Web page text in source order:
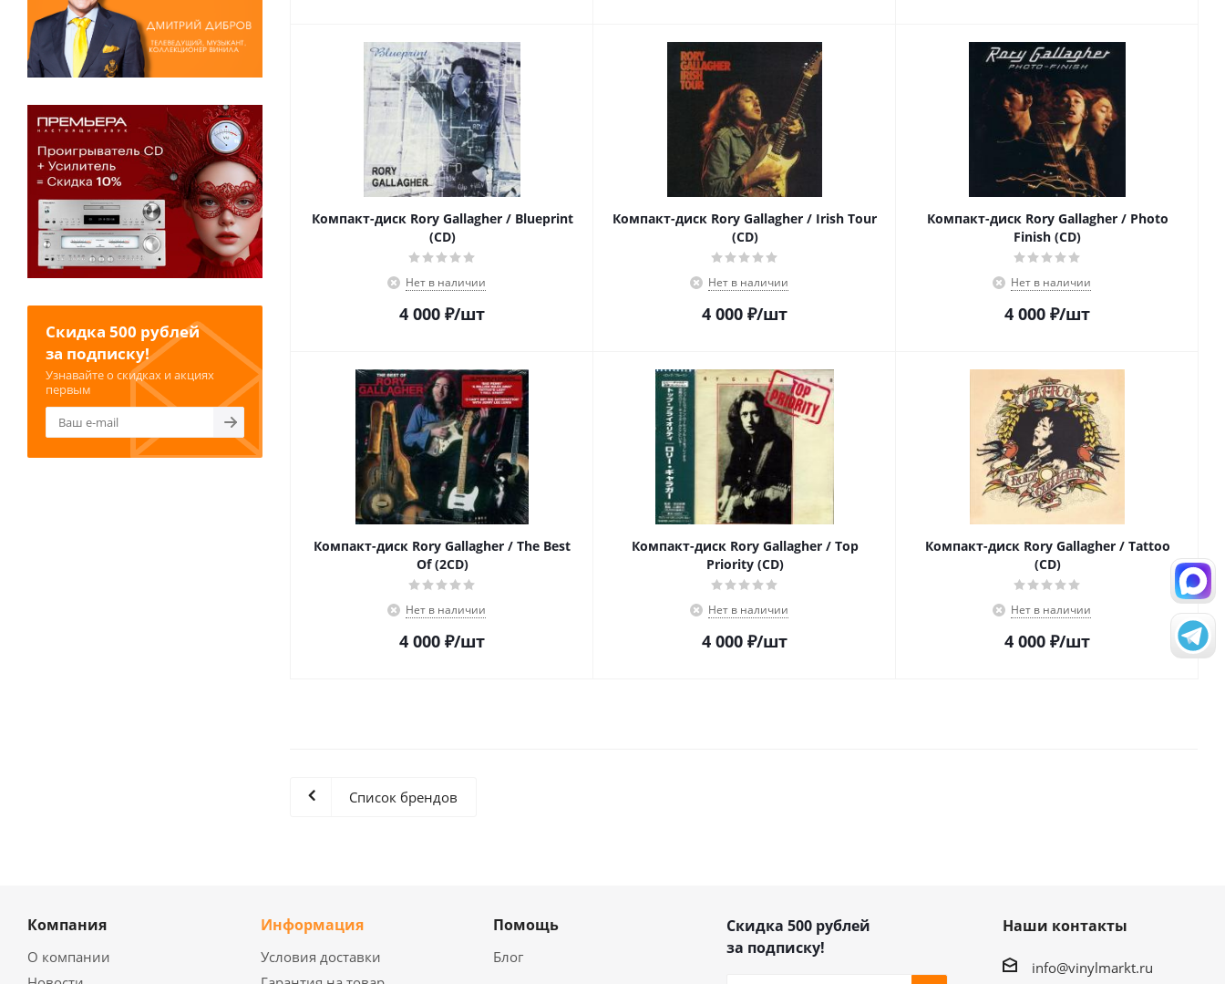
Компакт-диск Rory Gallagher / Blueprint
(CD)
Нет в наличии
4 000 ₽/шт
Компакт-диск Rory Gallagher / Irish Tour
(CD)
Нет в наличии
4 000 ₽/шт
Компакт-диск Rory Gallagher / Photo
Finish (CD)
Нет в наличии
4 000 ₽/шт
Компакт-диск Rory Gallagher / The Best
Of (2CD)
Нет в наличии
4 000 ₽/шт
Компакт-диск Rory Gallagher / Top
Priority (CD)
Нет в наличии
4 000 ₽/шт
Компакт-диск Rory Gallagher / Tattoo
(CD)
Нет в наличии
4 000 ₽/шт
Список брендов
Скидка 500 рублей
за подписку!
Узнавайте о скидках и акциях
первым
Компания
О компании
Информация
Условия доставки
Помощь
Блог
Скидка 500 рублей
за подписку!
Наши контакты
info@vinylmarkt.ru